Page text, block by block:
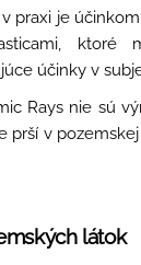
praxi je
ktoré
účinky v
Rays nie sú
prší v
látok